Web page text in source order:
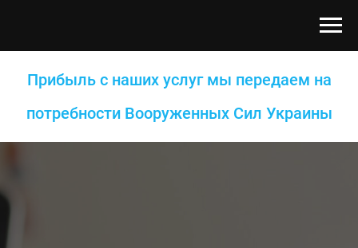
Прибыль с наших услуг мы передаем на
потребности Вооруженных Сил Украины